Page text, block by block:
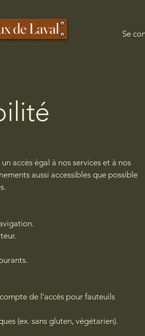
de Laval Se
accès égal à nos services et à nos
aussi accessibles que possible
de l’accès pour fauteuils
(ex. sans gluten, végétarien).